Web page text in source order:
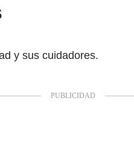
y sus cuidadores.